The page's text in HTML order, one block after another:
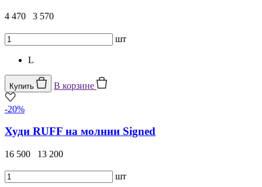
4 470 3 570
шт
L
Купить В корзине
-20%
Худи RUFF на молнии Signed
16 500 13 200
шт